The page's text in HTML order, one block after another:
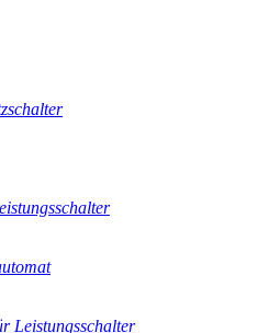
Leistungsschalter